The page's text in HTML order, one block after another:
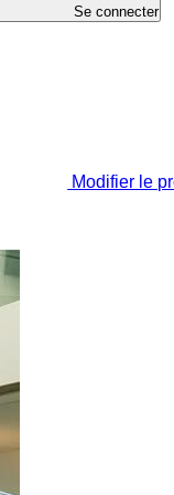
Se connecter
Modifier le